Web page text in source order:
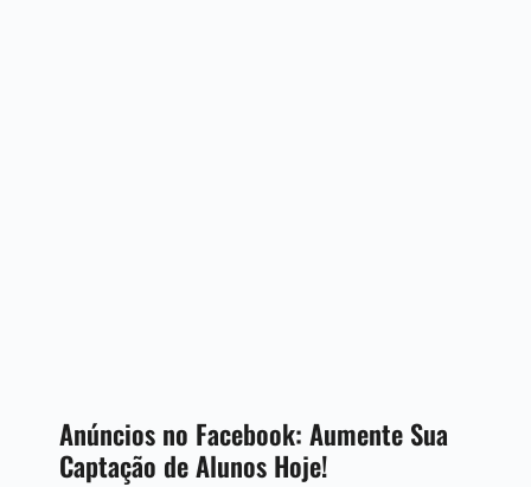
Anúncios no Facebook: Aumente Sua
Captação de Alunos Hoje!